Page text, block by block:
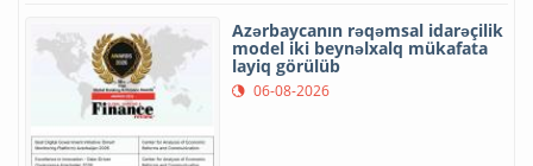
Azərbaycanın rəqəmsal idarəçilik
model iki beynəlxalq mükafata
layiq görülüb
06-08-2026